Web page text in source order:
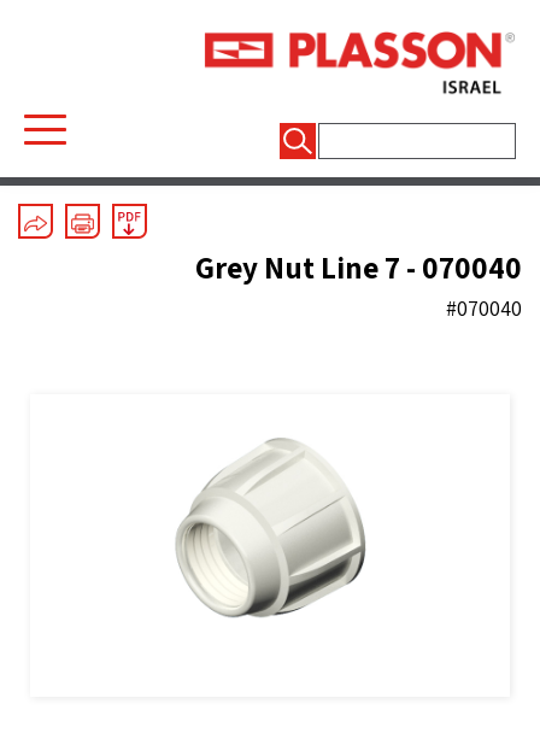
Mechanical Fittings/Line 7 Grey/Spare parts
Grey Nut Line 7 - 070040
#070040